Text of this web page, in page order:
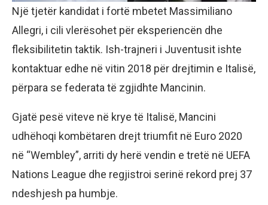
Një tjetër kandidat i fortë mbetet Massimiliano
Allegri, i cili vlerësohet për eksperiencën dhe
fleksibilitetin taktik. Ish-trajneri i Juventusit ishte
kontaktuar edhe në vitin 2018 për drejtimin e Italisë,
përpara se federata të zgjidhte Mancinin.
Gjatë pesë viteve në krye të Italisë, Mancini
udhëhoqi kombëtaren drejt triumfit në Euro 2020
në “Wembley”, arriti dy herë vendin e tretë në UEFA
Nations League dhe regjistroi serinë rekord prej 37
ndeshjesh pa humbje.